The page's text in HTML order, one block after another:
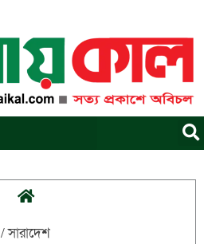
/সারাদেশ